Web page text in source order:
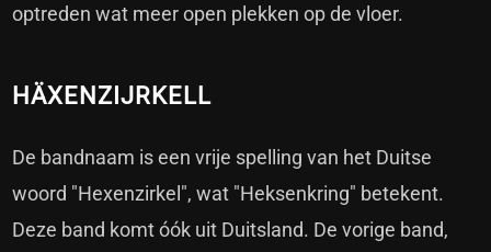
optreden wat meer open plekken op de vloer.
HÄXENZIJRKELL
De bandnaam is een vrije spelling van het Duitse
woord "Hexenzirkel", wat "Heksenkring" betekent.
Deze band komt óók uit Duitsland. De vorige band,